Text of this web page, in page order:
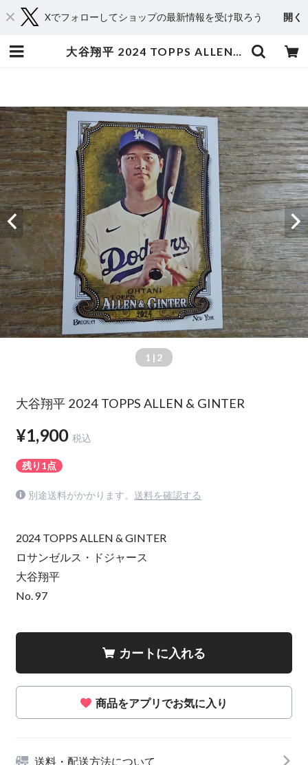
Xでフォローしてショップの最新情報を受け取ろう 開く
大谷翔平 2024 TOPPS ALLEN & GINTER | スポーツカードミントC&K本厚木店－オンラインショップ
1 | 2
大谷翔平 2024 TOPPS ALLEN & GINTER
¥1,900 税込
残り1点
別途送料がかかります。 送料を確認する
2024 TOPPS ALLEN & GINTER
ロサンゼルス・ドジャース
大谷翔平
No. 97
カートに入れる
商品をアプリでお気に入り
送料・配送方法について